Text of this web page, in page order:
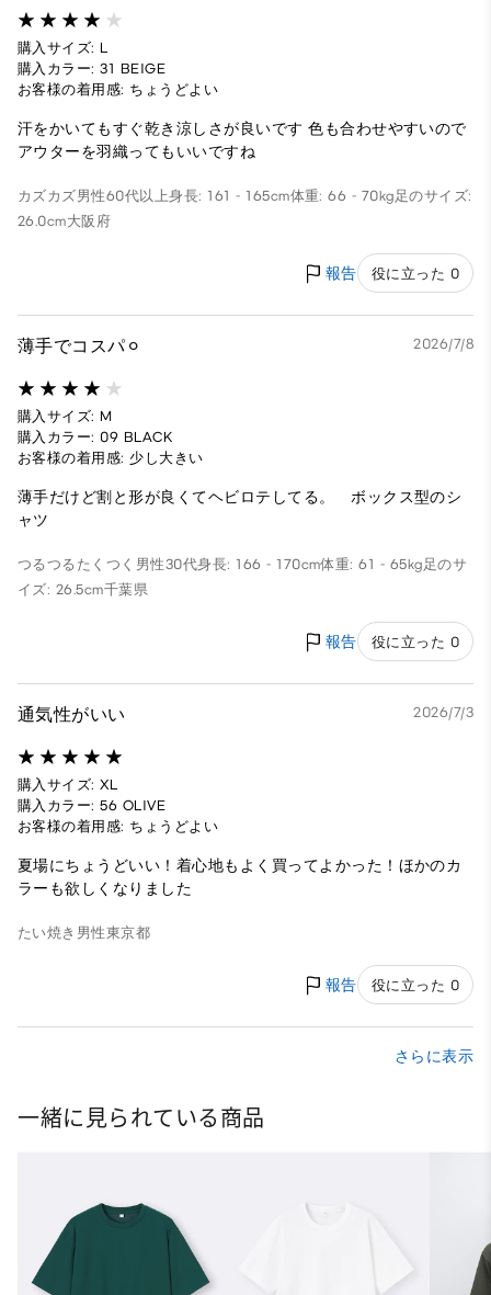
購入サイズ: L
購入カラー: 31 BEIGE
お客様の着用感: ちょうどよい
汗をかいてもすぐ乾き涼しさが良いです 色も合わせやすいので
アウターを羽織ってもいいですね
カズカズ男性60代以上身長: 161 - 165cm体重: 66 - 70kg足のサイズ:
26.0cm大阪府
報告 役に立った 0
薄手でコスパ⚪︎ 2026/7/8
購入サイズ: M
購入カラー: 09 BLACK
お客様の着用感: 少し大きい
薄手だけど割と形が良くてヘビロテしてる。 ボックス型のシ
ャツ
つるつるたくつく 男性30代身長: 166 - 170cm体重: 61 - 65kg足のサ
イズ: 26.5cm千葉県
報告 役に立った 0
通気性がいい 2026/7/3
購入サイズ: XL
購入カラー: 56 OLIVE
お客様の着用感: ちょうどよい
夏場にちょうどいい！着心地もよく買ってよかった！ほかのカ
ラーも欲しくなりました
たい焼き 男性東京都
報告 役に立った 0
さらに表示
一緒に見られている商品